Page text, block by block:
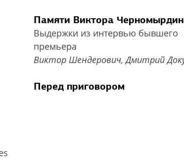
Памяти Виктора
Выдержки из интервью бывшего
премьера
Виктор Шендерович, Дмитрий
Перед приговором